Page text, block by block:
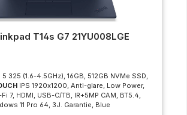
T14s G7 21YU008LGE
325 (1.6-4.5GHz), 16GB, 512GB NVMe SSD,
IPS 1920x1200, Anti-glare, Low Power,
7, HDMI, USB-C/TB, IR+5MP CAM, BT5.4,
11 Pro 64, 3J. Garantie, Blue